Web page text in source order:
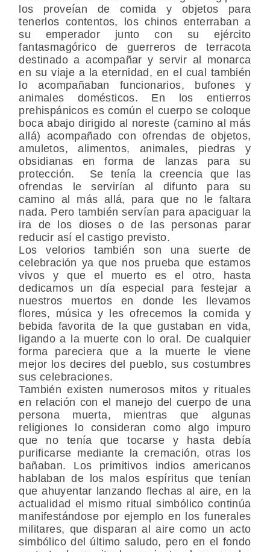
los proveían de comida y objetos para
tenerlos contentos, los chinos enterraban a
su emperador junto con su ejército
fantasmagórico de guerreros de terracota
destinado a acompañar y servir al monarca
en su viaje a la eternidad, en el cual también
lo acompañaban funcionarios, bufones y
animales domésticos. En los entierros
prehispánicos es común el cuerpo se coloque
boca abajo dirigido al noreste (camino al más
allá) acompañado con ofrendas de objetos,
amuletos, alimentos, animales, piedras y
obsidianas en forma de lanzas para su
protección. Se tenía la creencia que las
ofrendas le servirían al difunto para su
camino al más allá, para que no le faltara
nada. Pero también servían para apaciguar la
ira de los dioses o de las personas parar
reducir así el castigo previsto.
Los velorios también son una suerte de
celebración ya que nos prueba que estamos
vivos y que el muerto es el otro, hasta
dedicamos un día especial para festejar a
nuestros muertos en donde les llevamos
flores, música y les ofrecemos la comida y
bebida favorita de la que gustaban en vida,
ligando a la muerte con lo oral. De cualquier
forma pareciera que a la muerte le viene
mejor los decires del pueblo, sus costumbres
sus celebraciones.
También existen numerosos mitos y rituales
en relación con el manejo del cuerpo de una
persona muerta, mientras que algunas
religiones lo consideran como algo impuro
que no tenía que tocarse y hasta debía
purificarse mediante la cremación, otras los
bañaban. Los primitivos indios americanos
hablaban de los malos espíritus que tenían
que ahuyentar lanzando flechas al aire, en la
actualidad el mismo ritual simbólico continúa
manifestándose por ejemplo en los funerales
militares, que disparan al aire como un acto
simbólico del último saludo, pero en el fondo